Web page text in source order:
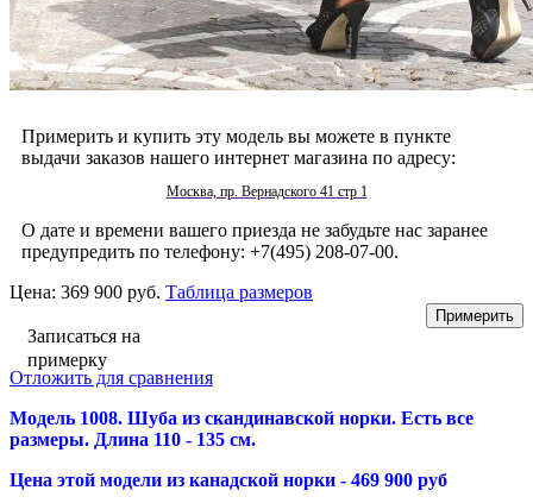
Примерить и купить эту модель вы можете в пункте
выдачи заказов нашего интернет магазина по адресу:
Москва, пр. Вернадского 41 стр 1
О дате и времени вашего приезда не забудьте нас заранее
предупредить по телефону: +7(495) 208-07-00.
Цена: 369 900 руб. Таблица размеров
Записаться на
примерку
Отложить для сравнения
Модель 1008. Шуба из скандинавской норки. Есть все
размеры. Длина 110 - 135 см.
Цена этой модели из канадской норки - 469 900 руб